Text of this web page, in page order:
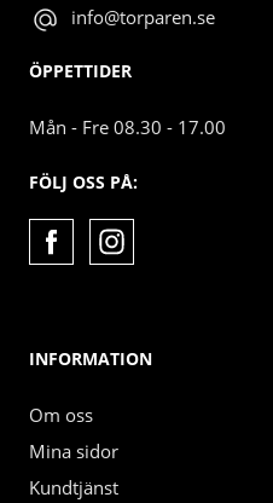
info@torparen.se
ÖPPETTIDER
Mån - Fre 08.30 - 17.00
FÖLJ OSS PÅ:
INFORMATION
Om oss
Mina sidor
Kundtjänst